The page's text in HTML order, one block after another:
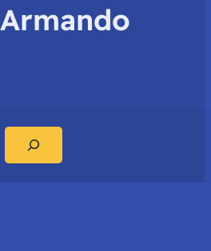
Armando